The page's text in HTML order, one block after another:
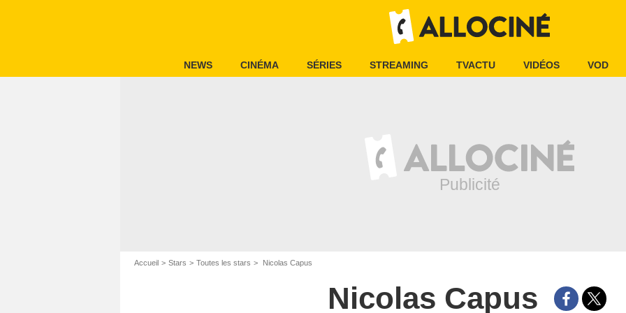
NEWS CINÉMA SÉRIES STREAMING TVACTU VIDÉOS VOD
Accueil Stars Toutes les stars Nicolas Capus
Nicolas Capus